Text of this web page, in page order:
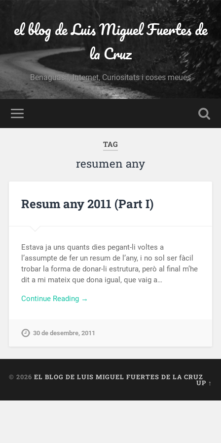
el blog de Luis Miguel Fuertes de
la Cruz
Benaguasil, Internet, Curiositats i coses meues
TAG
resumen any
Resum any 2011 (Part I)
Estava ja uns quants dies pegant-li voltes a
l’assumpte de fer un resum de l’any, i no sol ser fàcil
trobar la forma de donar-li estrutura, però al final m’he
dit a mi mateix que dona igual, que vaig a…
Continue Reading →
30 de desembre, 2011
© 2026 EL BLOG DE LUIS MIGUEL FUERTES DE LA CRUZ
UP ↑